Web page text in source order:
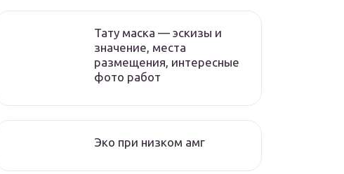
Тату маска — эскизы и
значение, места
размещения, интересные
фото работ
Эко при низком амг